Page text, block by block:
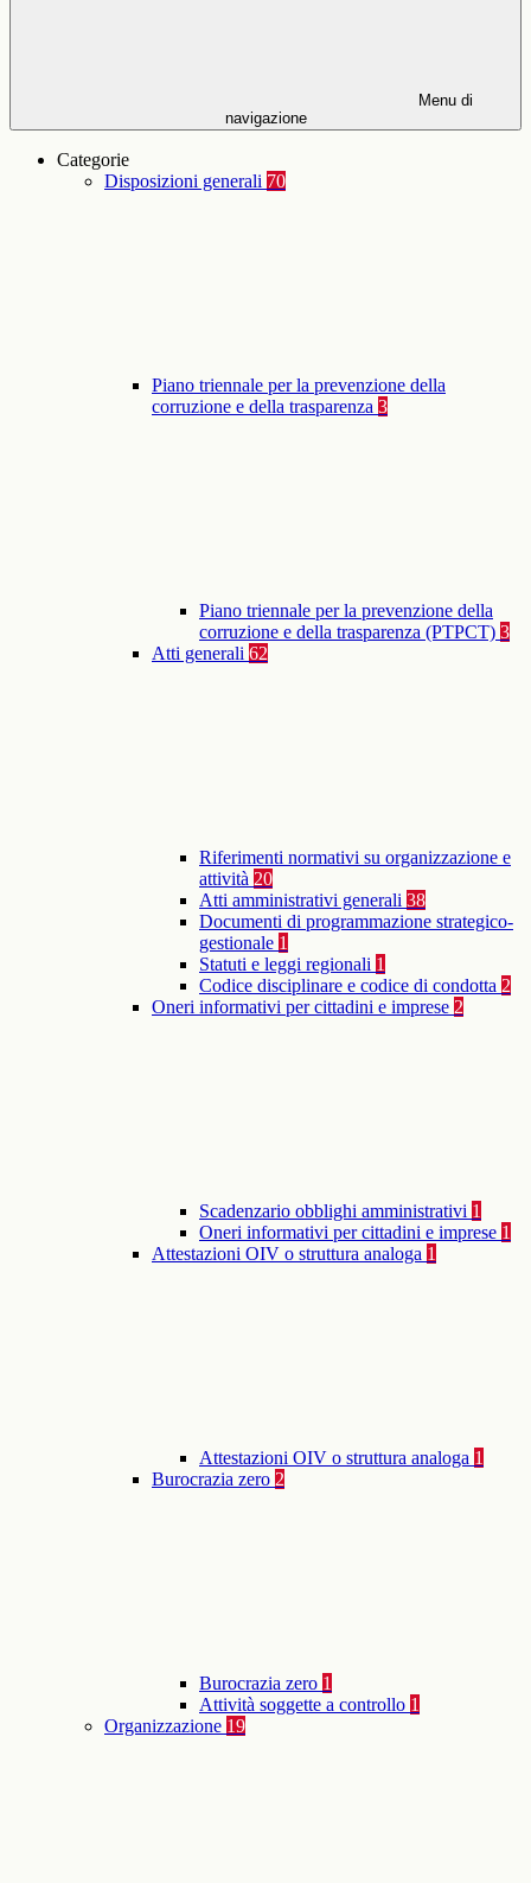
Menu di
navigazione
Categorie
Disposizioni generali 70
Piano triennale per la prevenzione della
corruzione e della trasparenza 3
Piano triennale per la prevenzione della
corruzione e della trasparenza (PTPCT) 3
Atti generali 62
Riferimenti normativi su organizzazione e
attività 20
Atti amministrativi generali 38
Documenti di programmazione strategico-
gestionale 1
Statuti e leggi regionali 1
Codice disciplinare e codice di condotta 2
Oneri informativi per cittadini e imprese 2
Scadenzario obblighi amministrativi 1
Oneri informativi per cittadini e imprese 1
Attestazioni OIV o struttura analoga 1
Attestazioni OIV o struttura analoga 1
Burocrazia zero 2
Burocrazia zero 1
Attività soggette a controllo 1
Organizzazione 19